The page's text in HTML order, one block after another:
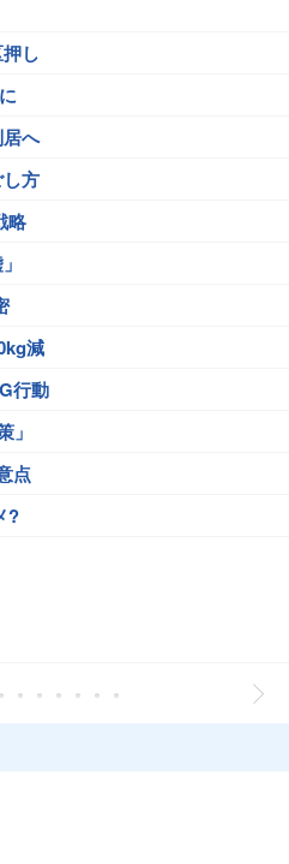
し
へ
方
略
減
行動
」
点
?